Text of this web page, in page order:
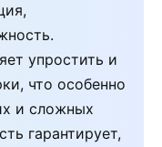
упростить и
что особенно
и сложных
гарантирует,